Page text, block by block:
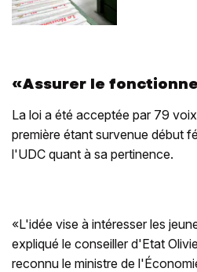
«Assurer le
La loi a été acceptée par 79
première étant survenue début
l'UDC quant à sa pertinence.
«L'idée vise à intéresser les
expliqué le conseiller d'Etat
reconnu le ministre de